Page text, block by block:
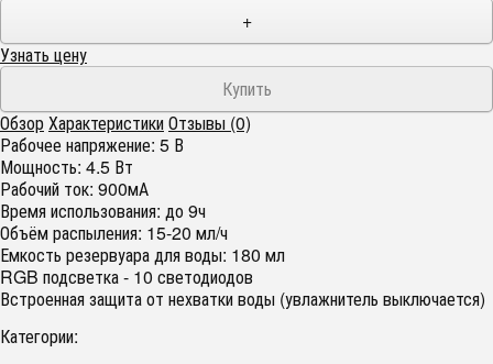
+
Узнать цену
ОбзорХарактеристикиОтзывы (0)
Рабочее напряжение: 5 В
Мощность: 4.5 Вт
Рабочий ток: 900мА
Время использования: до 9ч
Объём распыления: 15-20 мл/ч
Емкость резервуара для воды: 180 мл
RGB подсветка - 10 светодиодов
Встроенная защита от нехватки воды (увлажнитель выключается)
Категории: